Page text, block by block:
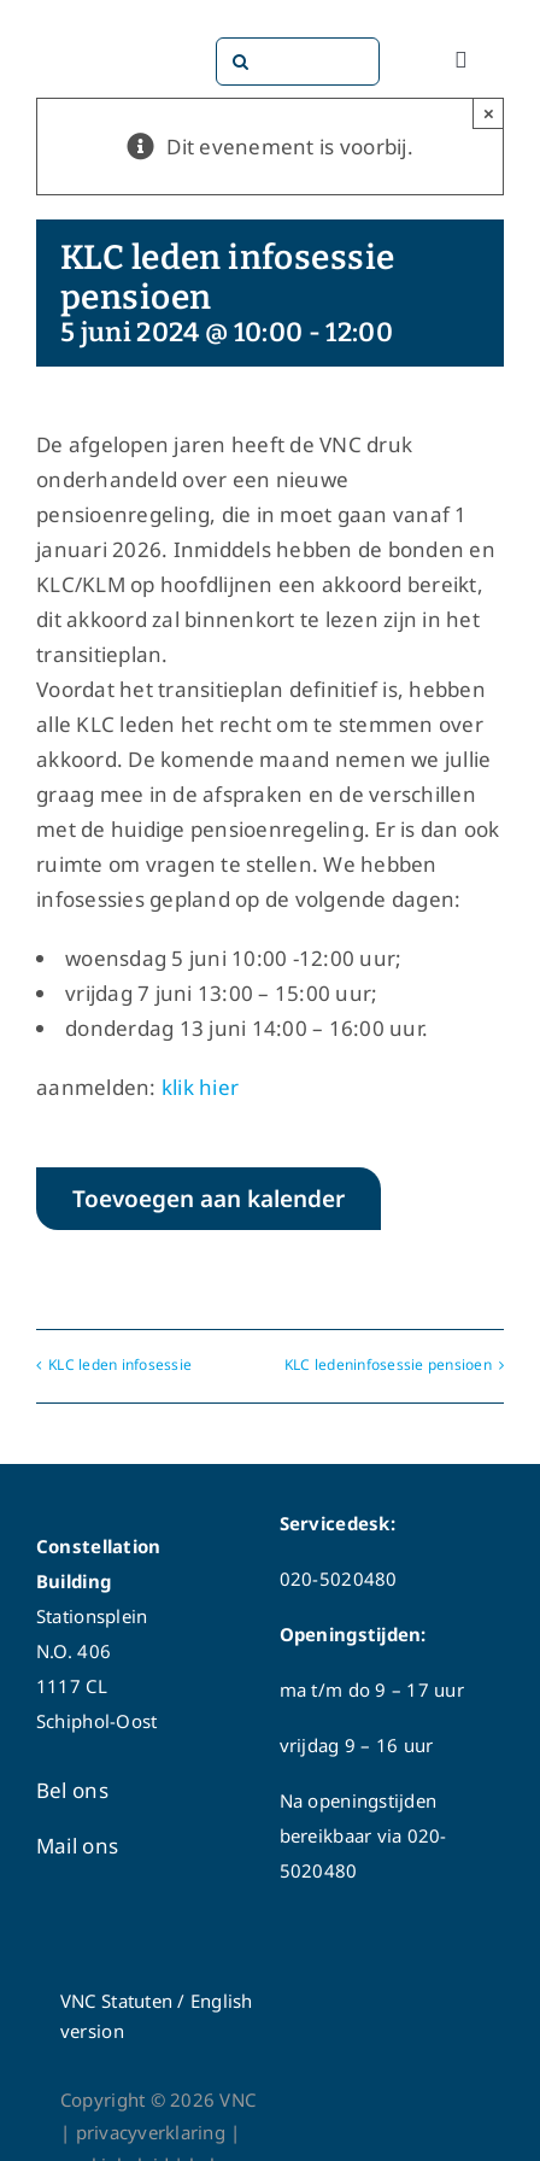
Toggle
Dit
Dit zijn
Zoeken
naar:
Dit evenement is voorbij.
×
KLC leden infosessie
pensioen
5 juni 2024 @ 10:00 -12:00
De afgelopen jaren heeft de VNC druk
onderhandeld over een nieuwe
pensioenregeling, die in moet gaan vanaf 1
januari 2026. Inmiddels hebben de bonden en
KLC/KLM op hoofdlijnen een akkoord bereikt,
dit akkoord zal binnenkort te lezen zijn in het
transitieplan.
Voordat het transitieplan definitief is, hebben
alle KLC leden het recht om te stemmen over
akkoord. De komende maand nemen we jullie
graag mee in de afspraken en de verschillen
met de huidige pensioenregeling. Er is dan ook
ruimte om vragen te stellen. We hebben
infosessies gepland op de volgende dagen:
woensdag 5 juni 10:00 -12:00 uur;
vrijdag 7 juni 13:00 – 15:00 uur;
donderdag 13 juni 14:00 – 16:00 uur.
aanmelden: klik hier
Toevoegen aan kalender
KLC leden infosessie KLC ledeninfosessie pensioen
Constellation
Building
Stationsplein
N.O. 406
1117 CL
Schiphol-Oost
Bel ons
Mail ons
Servicedesk:
020-5020480
Openingstijden:
ma t/m do9 – 17 uur
vrijdag 9 – 16 uur
Na openingstijden
bereikbaar via 020-
5020480
VNC Statuten / English
version
Copyright ©2026VNC
| privacyverklaring |